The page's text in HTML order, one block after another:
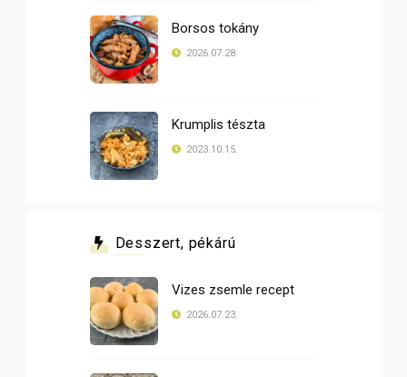
Borsos tokány
2026.07.28.
Krumplis tészta
2023.10.15.
Desszert, pékárú
Vizes zsemle recept
2026.07.23.